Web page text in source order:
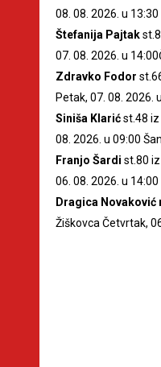
08. 08. 2026. u
Štefanija Pajtak
07. 08. 2026. u
Zdravko Fodor
Petak, 07. 08. 2026.
Siniša Klarićst.48 iz
08. 2026. u 09:00
Franjo Šardi st.80
06. 08. 2026. u
Dragica Novaković
Žiškovca Četvrtak,